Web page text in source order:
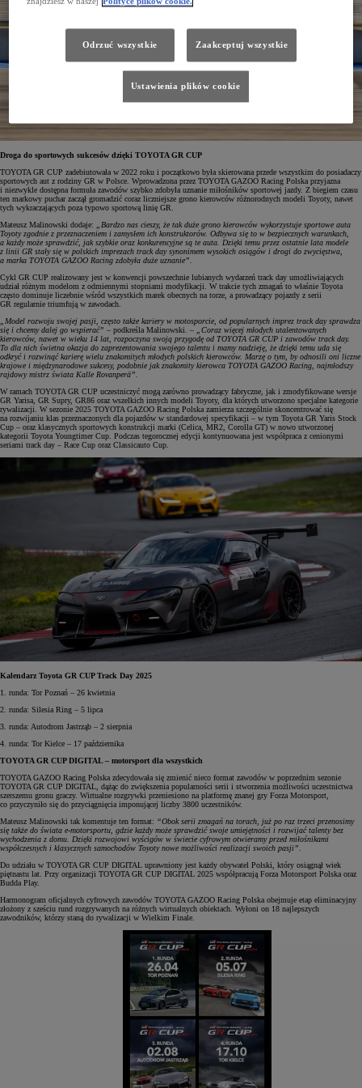
Droga do sportowych sukcesów dzięki TOYOTA GR CUP
TOYOTA GR CUP zadebiutowała w 2022 roku i początkowo była skierowana przede wszystkim do posiadaczy
sportowych aut z rodziny GR w Polsce. Wprowadzona przez TOYOTA GAZOO Racing Polska przyjazna
i niezwykle dostępna formuła zawodów szybko zdobyła uznanie miłośników sportowej jazdy. Z biegiem czasu
ten markowy puchar zaczął gromadzić coraz liczniejsze grono kierowców różnorodnych modeli Toyoty, nawet
tych wykraczających poza typowo sportową linię GR.
Mateusz Malinowski dodaje:
„Bardzo nas cieszy, że tak duże grono kierowców wykorzystuje sportowe auta
Toyoty zgodnie z przeznaczeniem i zamysłem ich konstruktorów. Odbywa się to w bezpiecznych warunkach,
a każdy może sprawdzić, jak szybkie oraz konkurencyjne są te auta. Dzięki temu przez ostatnie lata modele
z linii GR stały się w polskich imprezach track day synonimem wysokich osiągów i drogi do zwycięstwa,
a marka TOYOTA GAZOO Racing zdobyła duże uznanie”.
Cykl GR CUP realizowany jest w konwencji powszechnie lubianych wydarzeń track day umożliwiających
udział różnym modelom z odmiennymi stopniami modyfikacji. W trakcie tych zmagań to właśnie Toyota
często dominuje liczebnie wśród wszystkich marek obecnych na torze, a prowadzący pojazdy z serii
GR regularnie triumfują w zawodach.
„Model rozwoju swojej pasji, często także kariery w motosporcie, od popularnych imprez track day sprawdza
się i chcemy dalej go wspierać” – podkreśla Malinowski. –
„Coraz więcej młodych utalentowanych
kierowców, nawet w wieku 14 lat, rozpoczyna swoją przygodę od TOYOTA GR CUP i zawodów track day.
To dla nich świetna okazja do zaprezentowania swojego talentu i mamy nadzieję, że dzięki temu uda się
odkryć i rozwinąć karierę wielu znakomitych młodych polskich kierowców. Marzę o tym, by odnosili oni liczne
krajowe i międzynarodowe sukcesy, podobnie jak znakomity kierowca TOYOTA GAZOO Racing, najmłodszy
rajdowy mistrz świata Kalle Rovanperä”.
W ramach TOYOTA GR CUP uczestniczyć mogą zarówno prowadzący fabryczne, jak i zmodyfikowane wersje
GR Yarisa, GR Supry, GR86 oraz wszelkich innych modeli Toyoty, dla których utworzono specjalne kategorie
rywalizacji. W sezonie 2025 TOYOTA GAZOO Racing Polska zamierza szczególnie skoncentrować się
na rozwijaniu klas przeznaczonych dla pojazdów w standardowej specyfikacji – w tym Toyota GR Yaris Stock
Cup – oraz klasycznych sportowych konstrukcji marki (Celica, MR2, Corolla GT) w nowo utworzonej
kategorii Toyota Youngtimer Cup. Podczas tegorocznej edycji kontynuowana jest współpraca z cenionymi
seriami track day – Race Cup oraz Classicauto Cup.
Kalendarz Toyota GR CUP Track Day 2025
1. runda: Tor Poznań – 26 kwietnia
2. runda: Silesia Ring – 5 lipca
3. runda: Autodrom Jastrząb – 2 sierpnia
4. runda: Tor Kielce – 17 października
TOYOTA GR CUP DIGITAL – motorsport dla wszystkich
TOYOTA GAZOO Racing Polska zdecydowała się zmienić nieco format zawodów w poprzednim sezonie
TOYOTA GR CUP DIGITAL, dążąc do zwiększenia popularności serii i stworzenia możliwości uczestnictwa
szerszemu gronu graczy. Wirtualne rozgrywki przeniesiono na platformę znanej gry Forza Motorsport,
co przyczyniło się do przyciągnięcia imponującej liczby 3800 uczestników.
Mateusz Malinowski tak komentuje ten format: “Obok serii zmagań na torach, już po raz trzeci przenosimy
się także do świata e-motorsportu, gdzie każdy może sprawdzić swoje umiejętności i rozwijać talenty bez
wychodzenia z domu. Dzięki rozwojowi wyścigów w świecie cyfrowym otwieramy przed miłośnikami
współczesnych i klasycznych samochodów Toyoty nowe możliwości realizacji swoich pasji”.
Do udziału w TOYOTA GR CUP DIGITAL uprawniony jest każdy obywatel Polski, który osiągnął wiek
piętnastu lat. Przy organizacji TOYOTA GR CUP DIGITAL 2025 współpracują Forza Motorsport Polska oraz
Budda Play.
Harmonogram oficjalnych cyfrowych zawodów TOYOTA GAZOO Racing Polska obejmuje etap eliminacyjny
złożony z sześciu rund rozgrywanych na różnych wirtualnych obiektach. Wyłoni on 18 najlepszych
zawodników, którzy staną do rywalizacji w Wielkim Finale.
Odrzuć wszystkie Zaakceptuj wszystkie
Ustawienia plików cookie